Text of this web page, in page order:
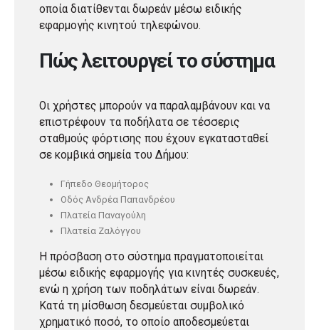
οποία διατίθενται δωρεάν μέσω ειδικής
εφαρμογής κινητού τηλεφώνου.
Πώς λειτουργεί το σύστημα
Οι χρήστες μπορούν να παραλαμβάνουν και να
επιστρέφουν τα ποδήλατα σε τέσσερις
σταθμούς φόρτισης που έχουν εγκατασταθεί
σε κομβικά σημεία του Δήμου:
Γήπεδο Θεομήτορος
Οδός Ανδρέα Παπανδρέου
Πλατεία Παναγούλη
Πλατεία Ζαλόγγου
Η πρόσβαση στο σύστημα πραγματοποιείται
μέσω ειδικής εφαρμογής για κινητές συσκευές,
ενώ η χρήση των ποδηλάτων είναι δωρεάν.
Κατά τη μίσθωση δεσμεύεται συμβολικό
χρηματικό ποσό, το οποίο αποδεσμεύεται